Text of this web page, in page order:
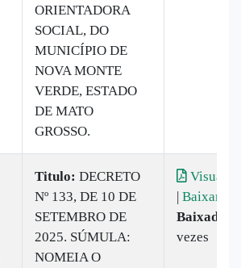
ORIENTADORA
SOCIAL, DO
MUNICÍPIO DE
NOVA MONTE
VERDE, ESTADO
DE MATO
GROSSO.
Titulo: DECRETO
Nº 133, DE 10 DE
SETEMBRO DE
2025. SÚMULA:
NOMEIA O
| Baixar
Baixado:
vezes